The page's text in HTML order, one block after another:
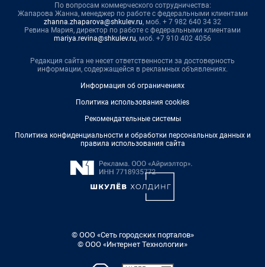
По вопросам коммерческого сотрудничества:
Жапарова Жанна, менеджер по работе с федеральными клиентами
zhanna.zhaparova@shkulev.ru, моб. + 7 982 640 34 32
Ревина Мария, директор по работе с федеральными клиентами
mariya.revina@shkulev.ru, моб. +7 910 402 4056
Редакция сайта не несет ответственности за достоверность
информации, содержащейся в рекламных объявлениях.
Информация об ограничениях
Политика использования cookies
Рекомендательные системы
Политика конфиденциальности и обработки персональных данных и
правила использования сайта
© ООО «Сеть городских порталов»
© ООО «Интернет Технологии»